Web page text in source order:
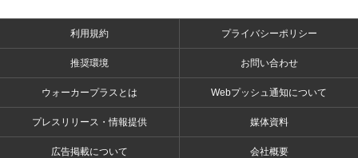
利用規約 プライバシーポリシー
推奨環境 お問い合わせ
ウォーカープラスとは Webプッシュ通知について
プレスリリース・情報提供 媒体資料
広告掲載について 会社概要